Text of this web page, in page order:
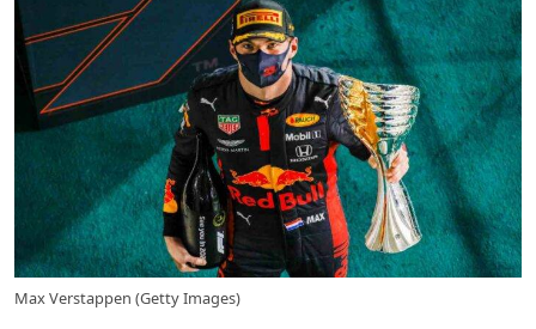
Max Verstappen (Getty Images)